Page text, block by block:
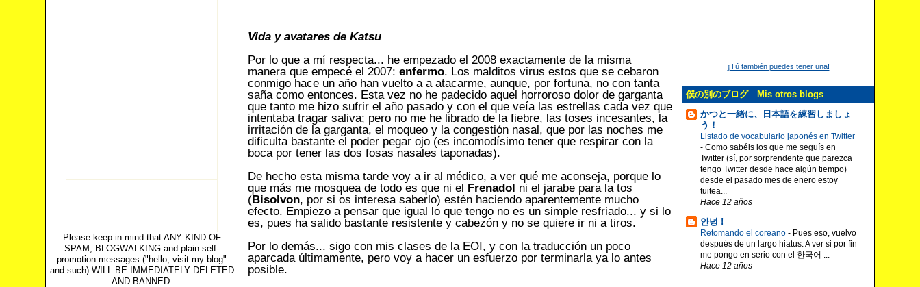
Please keep in mind that ANY KIND OF
SPAM, BLOGWALKING and plain self-
promotion messages ("hello, visit my blog"
and such) WILL BE IMMEDIATELY DELETED
AND BANNED.
Vida y avatares de Katsu
Por lo que a mí respecta... he empezado el 2008 exactamente de la misma
manera que empecé el 2007: enfermo. Los malditos virus estos que se cebaron
conmigo hace un año han vuelto a a atacarme, aunque, por fortuna, no con tanta
saña como entonces. Esta vez no he padecido aquel horroroso dolor de garganta
que tanto me hizo sufrir el año pasado y con el que veía las estrellas cada vez que
intentaba tragar saliva; pero no me he librado de la fiebre, las toses incesantes, la
irritación de la garganta, el moqueo y la congestión nasal, que por las noches me
dificulta bastante el poder pegar ojo (es incomodísimo tener que respirar con la
boca por tener las dos fosas nasales taponadas).
De hecho esta misma tarde voy a ir al médico, a ver qué me aconseja, porque lo
que más me mosquea de todo es que ni el Frenadol ni el jarabe para la tos
(Bisolvon, por si os interesa saberlo) estén haciendo aparentemente mucho
efecto. Empiezo a pensar que igual lo que tengo no es un simple resfriado... y si lo
es, pues ha salido bastante resistente y cabezón y no se quiere ir ni a tiros.
Por lo demás... sigo con mis clases de la EOI, y con la traducción un poco
aparcada últimamente, pero voy a hacer un esfuerzo por terminarla ya lo antes
posible.
¡Tú también puedes tener una!
僕の別のブログ Mis otros blogs
かつと一緒に、日本語を練習しましょ
う！
Listado de vocabulario japonés en Twitter
- Como sabéis los que me seguís en
Twitter (sí, por sorprendente que parezca
tengo Twitter desde hace algún tiempo)
desde el pasado mes de enero estoy
tuitea...
Hace 12 años
안녕 !
Retomando el coreano - Pues eso, vuelvo
después de un largo hiatus. A ver si por fin
me pongo en serio con el 한국어 ...
Hace 12 años